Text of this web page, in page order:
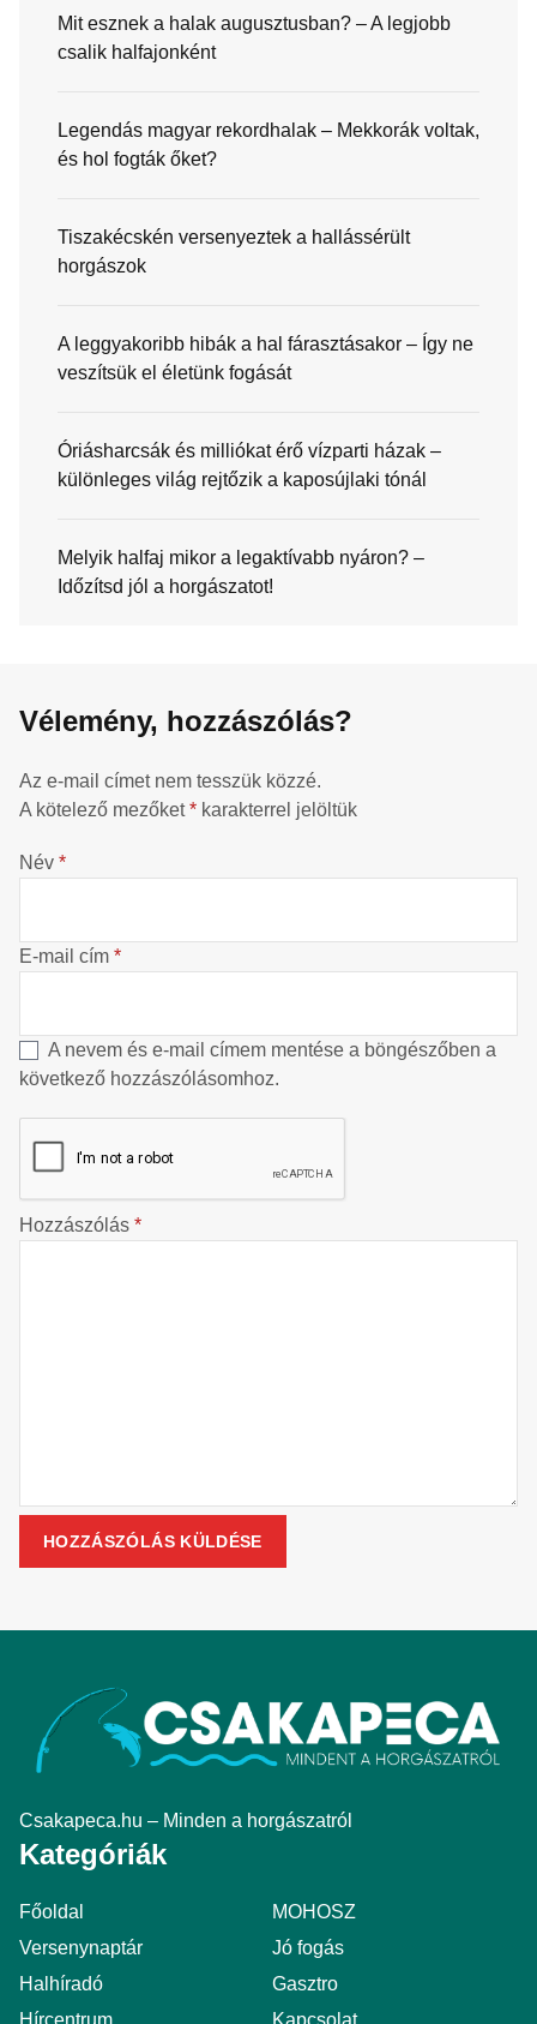
Mit esznek a halak augusztusban? – A legjobb
csalik halfajonként
Legendás magyar rekordhalak – Mekkorák voltak,
és hol fogták őket?
Tiszakécskén versenyeztek a hallássérült
horgászok
A leggyakoribb hibák a hal fárasztásakor – Így ne
veszítsük el életünk fogását
Óriásharcsák és milliókat érő vízparti házak –
különleges világ rejtőzik a kaposújlaki tónál
Melyik halfaj mikor a legaktívabb nyáron? –
Időzítsd jól a horgászatot!
Vélemény, hozzászólás?
Az e-mail címet nem tesszük közzé.
A kötelező mezőket* karakterrel jelöltük
Név *
E-mail cím *
A nevem és e-mail címem mentése a böngészőben a
következő hozzászólásomhoz.
Hozzászólás *
Csakapeca.hu – Minden a horgászatról
Kategóriák
Főoldal
MOHOSZ
Versenynaptár
Jó fogás
Halhíradó
Gasztro